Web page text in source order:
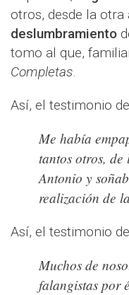
otros, desde la
deslumbramiento
tomo al que,
Completas
Así, el testimonio de
Me había
tantos otros, de
Antonio y
realización de
Así, el testimonio de
Muchos de
falangistas por